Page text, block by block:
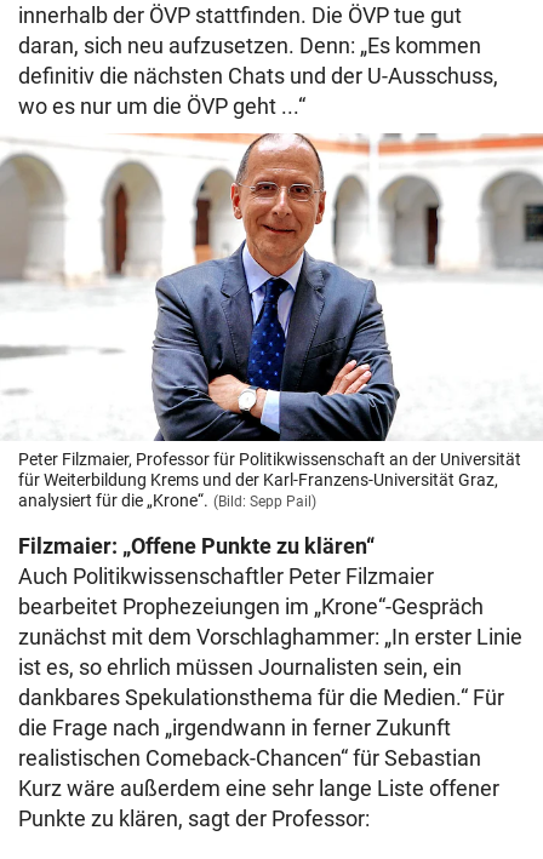
innerhalb der ÖVP stattfinden. Die ÖVP tue gut
daran, sich neu aufzusetzen. Denn: „Es kommen
definitiv die nächsten Chats und der U-Ausschuss,
wo es nur um die ÖVP geht ...“
Peter Filzmaier, Professor für Politikwissenschaft an der Universität
für Weiterbildung Krems und der Karl-Franzens-Universität Graz,
analysiert für die „Krone“. (Bild: Sepp Pail)
Filzmaier: „Offene Punkte zu klären“
Auch Politikwissenschaftler Peter Filzmaier
bearbeitet Prophezeiungen im „Krone“-Gespräch
zunächst mit dem Vorschlaghammer: „In erster Linie
ist es, so ehrlich müssen Journalisten sein, ein
dankbares Spekulationsthema für die Medien.“ Für
die Frage nach „irgendwann in ferner Zukunft
realistischen Comeback-Chancen“ für Sebastian
Kurz wäre außerdem eine sehr lange Liste offener
Punkte zu klären, sagt der Professor: